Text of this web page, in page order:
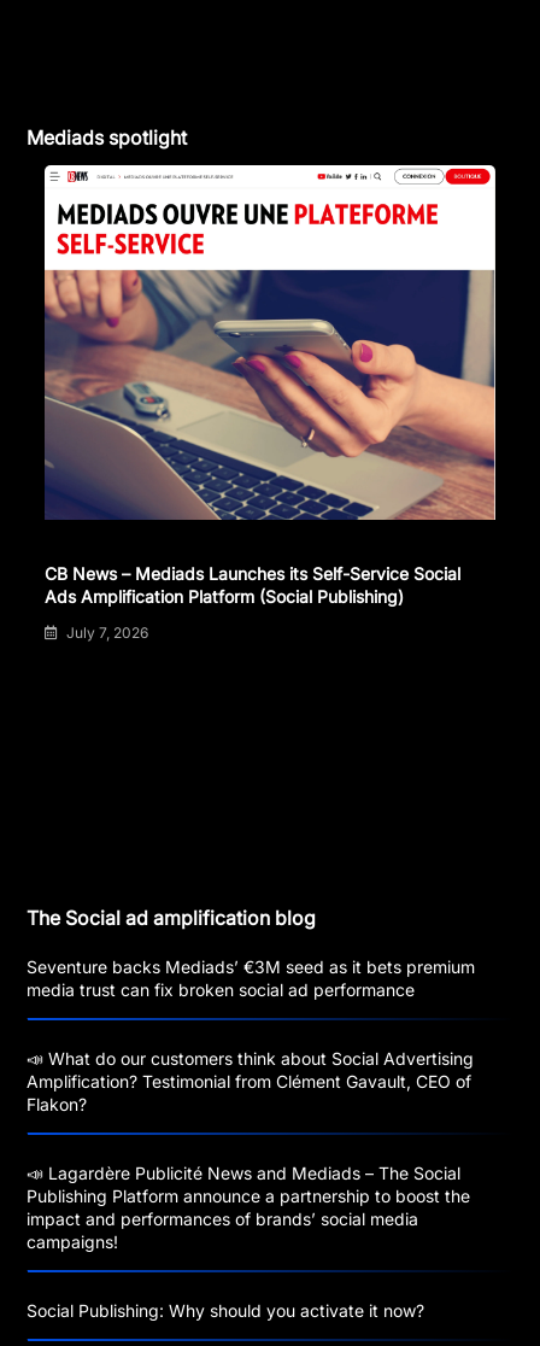
Mediads spotlight
CB News – Mediads Launches its Self-Service Social
Ads Amplification Platform (Social Publishing)
July 7, 2026
The Social ad amplification blog
Seventure backs Mediads’ €3M seed as it bets premium
media trust can fix broken social ad performance
📣 What do our customers think about Social Advertising
Amplification? Testimonial from Clément Gavault, CEO of
Flakon?
📣 Lagardère Publicité News and Mediads – The Social
Publishing Platform announce a partnership to boost the
impact and performances of brands’ social media
campaigns!
Social Publishing: Why should you activate it now?